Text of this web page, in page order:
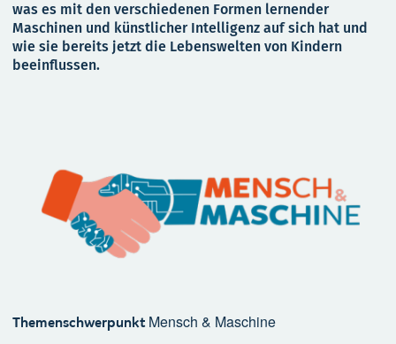
was es mit den verschiedenen Formen lernender
Maschinen und künstlicher Intelligenz auf sich hat und
wie sie bereits jetzt die Lebenswelten von Kindern
beeinflussen.
Themenschwerpunkt Mensch & Maschine